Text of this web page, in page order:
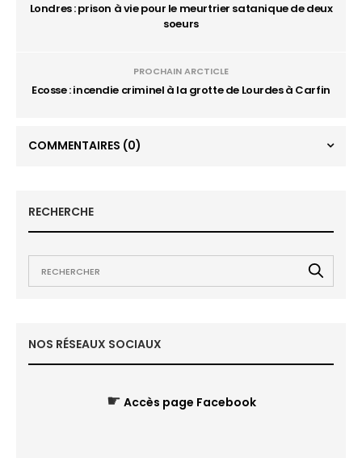
Londres : prison à vie pour le meurtrier satanique de deux
soeurs
PROCHAIN ARCTICLE
Ecosse : incendie criminel à la grotte de Lourdes à Carfin
COMMENTAIRES (0)
RECHERCHE
NOS RÉSEAUX SOCIAUX
☛ Accès page Facebook